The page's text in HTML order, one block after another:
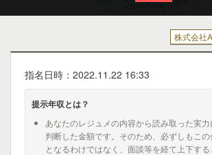
株式会社
指名日時：2022.11.22 16:33
提示年収とは？
あなたのレジュメの内容から読み取った実
判断した金額です。そのため、必ずしもこ
となるわけではなく、面談等を経て上下する